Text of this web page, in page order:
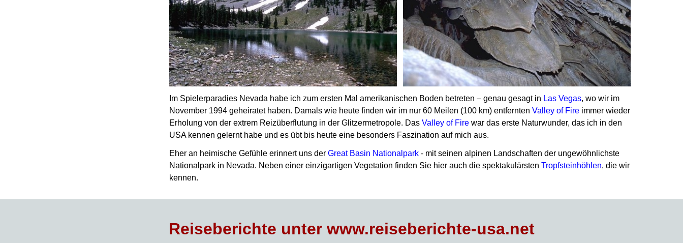
Im Spielerparadies Nevada habe ich zum ersten Mal amerikanischen Boden betreten – genau gesagt in Las Vegas, wo wir im
November 1994 geheiratet haben. Damals wie heute finden wir im nur 60 Meilen (100 km) entferntenValley of Fire immer wieder
Erholung von der extrem Reizüberflutung in der Glitzermetropole. DasValley of Fire war das erste Naturwunder, das ich in den
USA kennen gelernt habe und es übt bis heute eine besonders Faszination auf mich aus.
Eher an heimische Gefühle erinnert uns derGreat Basin Nationalpark - mit seinen alpinen Landschaften der ungewöhnlichste
Nationalpark in Nevada. Neben einer einzigartigen Vegetation finden Sie hier auch die spektakulärstenTropfsteinhöhlen, die wir
kennen.
Reiseberichte unter www.reiseberichte-usa.net